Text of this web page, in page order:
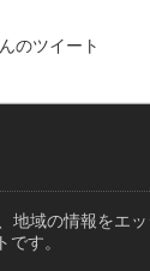
のツイート
地域の情報をエ
す。